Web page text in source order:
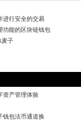
进行安全的交易
功能的区块链钱包
麦子
资产管理体验
钱包法币通道换